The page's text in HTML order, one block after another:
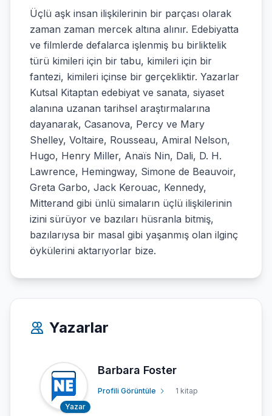
Üçlü aşk insan ilişkilerinin bir parçası olarak
zaman zaman mercek altına alınır. Edebiyatta
ve filmlerde defalarca işlenmiş bu birliktelik
türü kimileri için bir tabu, kimileri için bir
fantezi, kimileri içinse bir gerçekliktir. Yazarlar
Kutsal Kitaptan edebiyat ve sanata, siyaset
alanına uzanan tarihsel araştırmalarına
dayanarak, Casanova, Percy ve Mary
Shelley, Voltaire, Rousseau, Amiral Nelson,
Hugo, Henry Miller, Anaïs Nin, Dali, D. H.
Lawrence, Hemingway, Simone de Beauvoir,
Greta Garbo, Jack Kerouac, Kennedy,
Mitterand gibi ünlü simaların üçlü ilişkilerinin
izini sürüyor ve bazıları hüsranla bitmiş,
bazılarıysa bir masal gibi yaşanmış olan ilginç
öykülerini aktarıyorlar bize.
Yazarlar
Yazar
Barbara Foster
Profili Görüntüle 1 kitap